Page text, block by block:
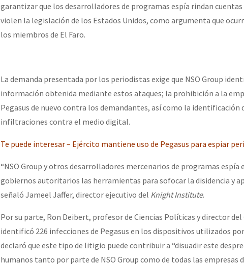
garantizar que los desarrolladores de programas espía rindan cuentas
violen la legislación de los Estados Unidos, como argumenta que
los miembros de El Faro.
La demanda presentada por los periodistas exige que NSO Group
información obtenida mediante estos ataques; la prohibición a la
Pegasus de nuevo contra los demandantes, así como la identificación
infiltraciones contra el medio digital.
Te puede interesar – Ejército mantiene uso de Pegasus para espiar
“NSO Group y otros desarrolladores mercenarios de programas
gobiernos autoritarios las herramientas para sofocar la disidencia y
señaló Jameel Jaffer, director ejecutivo del Knight Institute.
Por su parte, Ron Deibert, profesor de Ciencias Políticas y director
identificó 226 infecciones de Pegasus en los dispositivos utilizados
declaró que este tipo de litigio puede contribuir a “disuadir este
humanos tanto por parte de NSO Group como de todas las empresas